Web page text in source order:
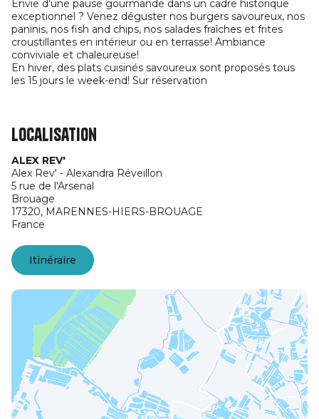
Envie d'une pause gourmande dans un cadre historique
exceptionnel ? Venez déguster nos burgers savoureux, nos
paninis, nos fish and chips, nos salades fraîches et frites
croustillantes en intérieur ou en terrasse! Ambiance
conviviale et chaleureuse!
En hiver, des plats cuisinés savoureux sont proposés tous
les 15 jours le week-end! Sur réservation
Localisation
ALEX REV'
Alex Rev' - Alexandra Réveillon
5 rue de l'Arsenal
Brouage
17320, MARENNES-HIERS-BROUAGE
France
Itinéraire